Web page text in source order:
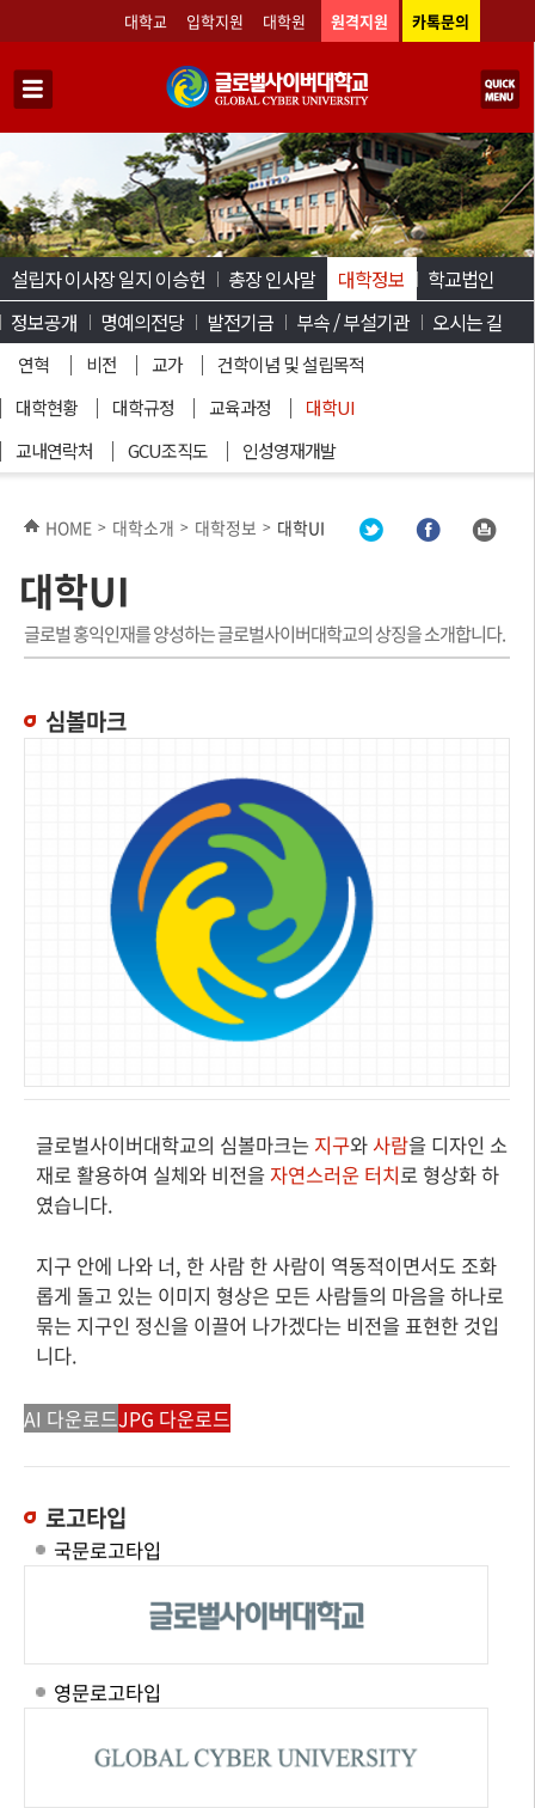
대학교 입학지원 대학원 원격지원 카톡문의
설립자 이사장 일지 이승헌 총장 인사말 대학정보
연혁 비전 교가
건학이념 및 설립목적
대학현황
대학규정 교육과정
대학UI
교내연락처
GCU조직도 인성영재개발
학교법인
정보공개
명예의전당 발전기금 부속 / 부설기관 오시는 길
HOME > 대학소개 > 대학정보 > 대학UI
대학UI
글로벌 홍익인재를 양성하는 글로벌사이버대학교의 상징을 소개합니다.
심볼마크
글로벌사이버대학교의 심볼마크는 지구와사람을 디자인 소
재로 활용하여 실체와 비전을자연스러운 터치로 형상화 하
였습니다.
지구 안에 나와 너, 한 사람 한 사람이 역동적이면서도 조화
롭게 돌고 있는 이미지 형상은 모든 사람들의 마음을 하나로
묶는 지구인 정신을 이끌어 나가겠다는 비전을 표현한 것입
니다.
AI 다운로드JPG 다운로드
로고타입
국문로고타입
영문로고타입